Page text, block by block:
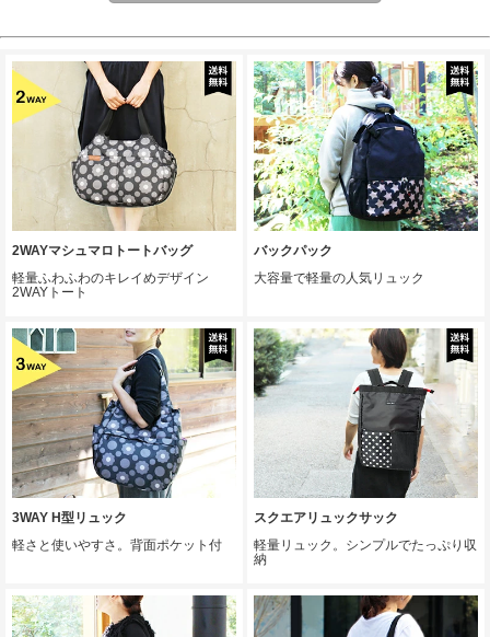
2WAYマシュマロトートバッグ
軽量ふわふわのキレイめデザイン
2WAYトート
バックパック
大容量で軽量の人気リュック
3WAY H型リュック
軽さと使いやすさ。背面ポケット付
スクエアリュックサック
軽量リュック。シンプルでたっぷり収
納